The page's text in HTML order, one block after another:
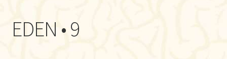
EDEN • 9